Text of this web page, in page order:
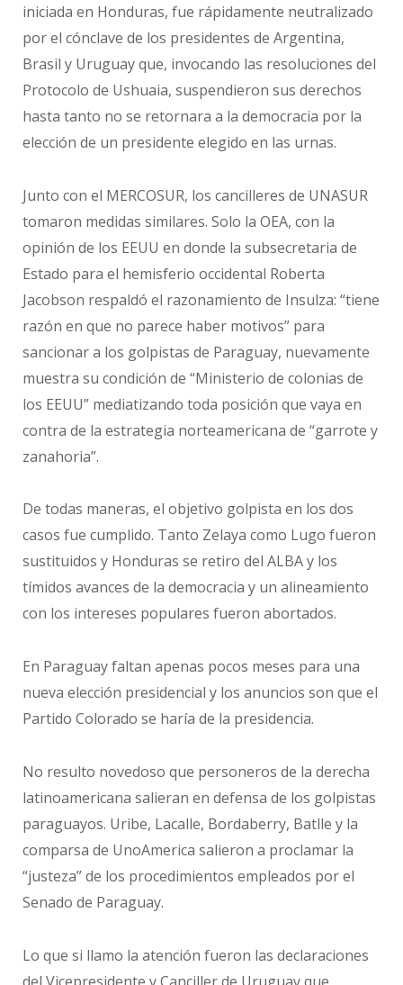
iniciada en Honduras, fue rápidamente neutralizado
por el cónclave de los presidentes de Argentina,
Brasil y Uruguay que, invocando las resoluciones del
Protocolo de Ushuaia, suspendieron sus derechos
hasta tanto no se retornara a la democracia por la
elección de un presidente elegido en las urnas.
Junto con el MERCOSUR, los cancilleres de UNASUR
tomaron medidas similares. Solo la OEA, con la
opinión de los EEUU en donde la subsecretaria de
Estado para el hemisferio occidental Roberta
Jacobson respaldó el razonamiento de Insulza: “tiene
razón en que no parece haber motivos” para
sancionar a los golpistas de Paraguay, nuevamente
muestra su condición de “Ministerio de colonias de
los EEUU” mediatizando toda posición que vaya en
contra de la estrategia norteamericana de “garrote y
zanahoria”.
De todas maneras, el objetivo golpista en los dos
casos fue cumplido. Tanto Zelaya como Lugo fueron
sustituidos y Honduras se retiro del ALBA y los
tímidos avances de la democracia y un alineamiento
con los intereses populares fueron abortados.
En Paraguay faltan apenas pocos meses para una
nueva elección presidencial y los anuncios son que el
Partido Colorado se haría de la presidencia.
No resulto novedoso que personeros de la derecha
latinoamericana salieran en defensa de los golpistas
paraguayos. Uribe, Lacalle, Bordaberry, Batlle y la
comparsa de UnoAmerica salieron a proclamar la
“justeza” de los procedimientos empleados por el
Senado de Paraguay.
Lo que si llamo la atención fueron las declaraciones
del Vicepresidente y Canciller de Uruguay que,